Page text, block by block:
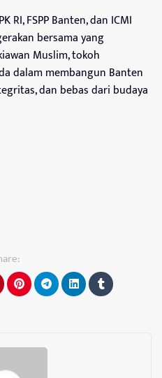
RI, FSPP Banten, dan ICMI
bersama yang
Muslim, tokoh
dalam membangun Banten
dan bebas dari budaya